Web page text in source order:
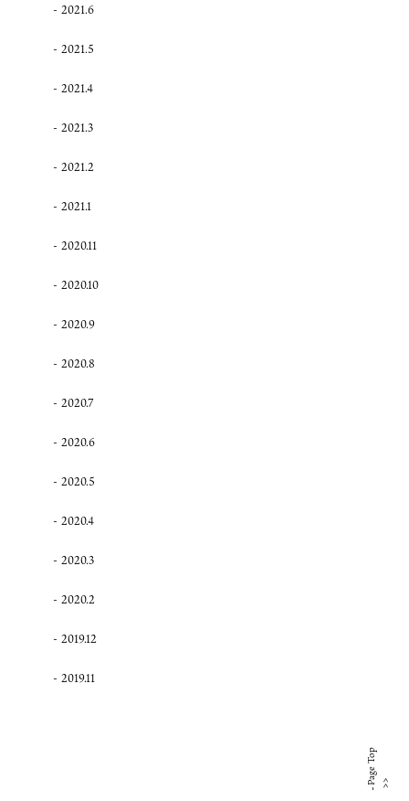
2021.6
2021.5
2021.4
2021.3
2021.2
2021.1
2020.11
2020.10
2020.9
2020.8
2020.7
2020.6
2020.5
2020.4
2020.3
2020.2
2019.12
2019.11
Page Top